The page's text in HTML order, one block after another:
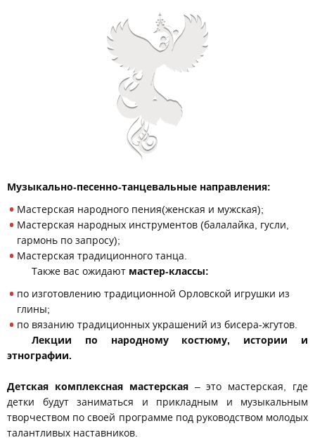
Музыкально-песенно-танцевальные направления:
Мастерская народного пения(женская и мужская);
Мастерская народных инструментов (балалайка, гусли,
гармонь по запросу);
Мастерская традиционного танца.
Также вас ожидают мастер-классы:
по изготовлению традиционной Орловской игрушки из
глины;
по вязанию традиционных украшений из бисера-жгутов.
Лекции по народному костюму, истории и
этнографии.
Детская комплексная мастерская– это мастерская, где
детки будут заниматься и прикладным и музыкальным
творчеством по своей программе под руководством молодых
талантливых наставников.